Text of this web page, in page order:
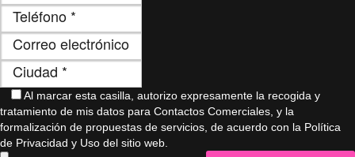
Al marcar esta casilla, autorizo ​​expresamente la recogida y
tratamiento de mis datos para Contactos Comerciales, y la
formalización de propuestas de servicios, de acuerdo con la Política
de Privacidad y Uso del sitio web.